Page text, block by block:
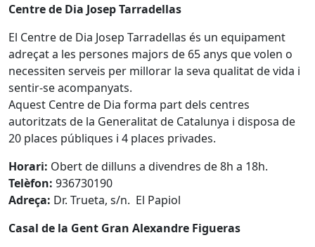
Centre de Dia Josep Tarradellas
El Centre de Dia Josep Tarradellas és un equipament
adreçat a les persones majors de 65 anys que volen o
necessiten serveis per millorar la seva qualitat de vida i
sentir-se acompanyats.
Aquest Centre de Dia forma part dels centres
autoritzats de la Generalitat de Catalunya i disposa de
20 places públiques i 4 places privades.
Horari: Obert de dilluns a divendres de 8h a 18h.
Telèfon: 936730190
Adreça: Dr. Trueta, s/n. El Papiol
Casal de la Gent Gran Alexandre Figueras